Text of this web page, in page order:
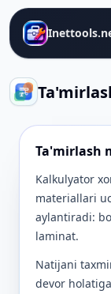
Ta'mirlash
Kalkulyator
materiallari
aylantiradi:
laminat.
Natijani
devor